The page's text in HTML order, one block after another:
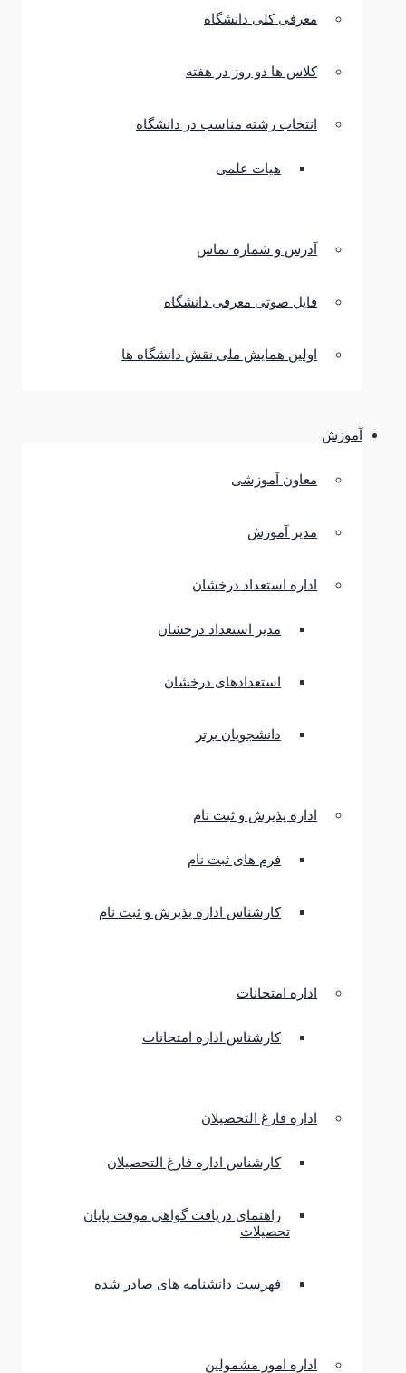
معرفی کلی دانشگاه
کلاس ها دو روز در هفته
انتخاب رشته مناسب در دانشگاه
هیات علمی
آدرس و شماره تماس
فایل صوتی معرفی دانشگاه
اولین همایش ملی نقش دانشگاه ها
آموزش
معاون آموزشی
مدیر آموزش
اداره استعداد درخشان
مدیر استعداد درخشان
استعدادهای درخشان
دانشجویان برتر
اداره پذیرش و ثبت نام
فرم های ثبت نام
کارشناس اداره پذیرش و ثبت نام
اداره امتحانات
کارشناس اداره امتحانات
اداره فارغ التحصیلان
کارشناس اداره فارغ التحصیلان
راهنمای دریافت گواهی موقت پایان
تحصیلات
فهرست دانشنامه های صادر شده
اداره امور مشمولین